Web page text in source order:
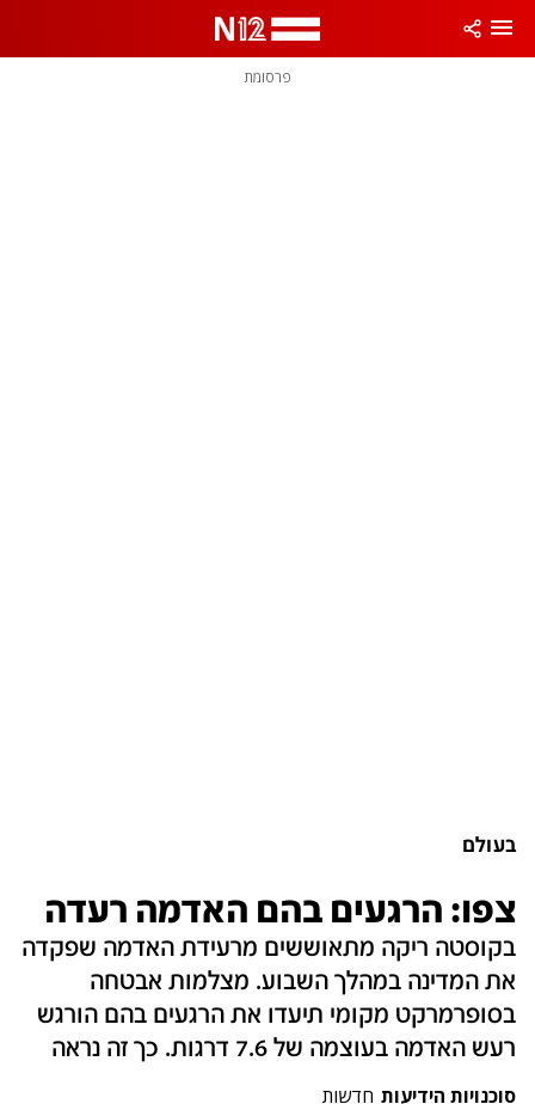
פרסומת
בעולם
צפו: הרגעים בהם האדמה רעדה
בקוסטה ריקה מתאוששים מרעידת האדמה שפקדה
את המדינה במהלך השבוע. מצלמות אבטחה
בסופרמרקט מקומי תיעדו את הרגעים בהם הורגש
רעש האדמה בעוצמה של 7.6 דרגות. כך זה נראה
סוכנויות הידיעות חדשות